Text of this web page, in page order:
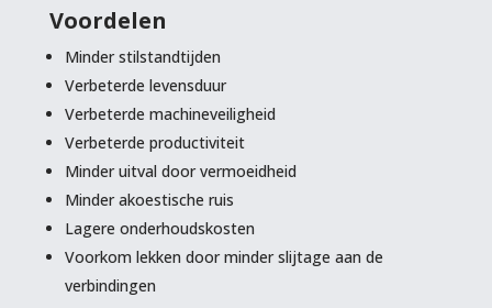
Voordelen
Minder stilstandtijden
Verbeterde levensduur
Verbeterde machineveiligheid
Verbeterde productiviteit
Minder uitval door vermoeidheid
Minder akoestische ruis
Lagere onderhoudskosten
Voorkom lekken door minder slijtage aan de
verbindingen